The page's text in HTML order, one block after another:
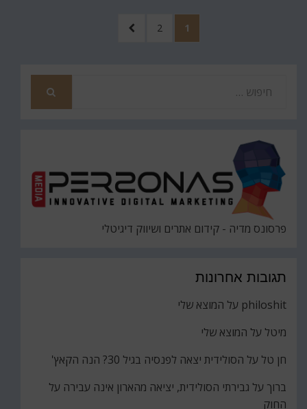
עמוד
1 עמוד
2
לעמוד
פרסונס מדיה - קידום אתרים ושיווק דיגיטלי
תגובות אחרונות
philoshit על המוצא שלי
מיטל על המוצא שלי
חן טל על הסולידית יצאה לפנסיה בגיל 30? הנה הקאץ'
ברוך על גבירתי הסולידית, יציאה מהארון אינה עבירה על
החוק